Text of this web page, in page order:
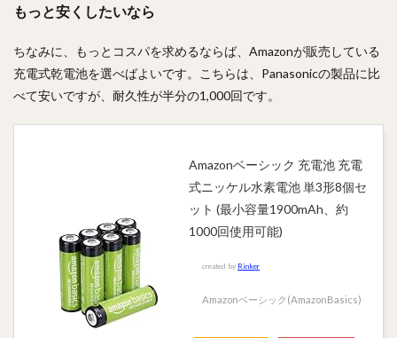
もっと安くしたいなら
ちなみに、もっとコスパを求めるならば、Amazonが販売している
充電式乾電池を選べばよいです。こちらは、Panasonicの製品に比
べて安いですが、耐久性が半分の1,000回です。
Amazonベーシック 充電池 充電
式ニッケル水素電池 単3形8個セ
ット (最小容量1900mAh、約
1000回使用可能)
created by Rinker
Amazonベーシック(AmazonBasics)